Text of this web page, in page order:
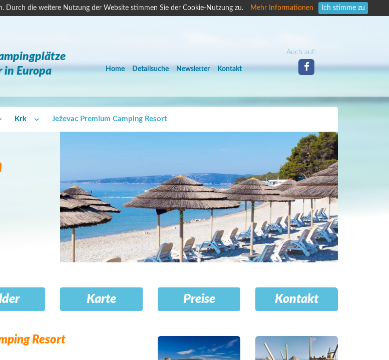
Durch die weitere Nutzung der Website stimmen Sie der Cookie-Nutzung zu. Mehr Informationen Ich stimme zu
in Europa
Home Detailsuche Newsletter Kontakt
Auch auf:
Krk Ježevac Premium Camping Resort
Karte Preise Kontakt
Resort